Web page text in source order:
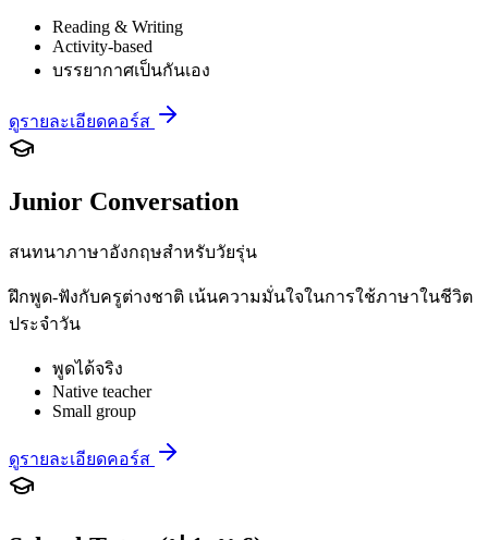
Reading & Writing
Activity-based
บรรยากาศเป็นกันเอง
ดูรายละเอียดคอร์ส
Junior Conversation
สนทนาภาษาอังกฤษสำหรับวัยรุ่น
ฝึกพูด-ฟังกับครูต่างชาติ เน้นความมั่นใจในการใช้ภาษาในชีวิต
ประจำวัน
พูดได้จริง
Native teacher
Small group
ดูรายละเอียดคอร์ส